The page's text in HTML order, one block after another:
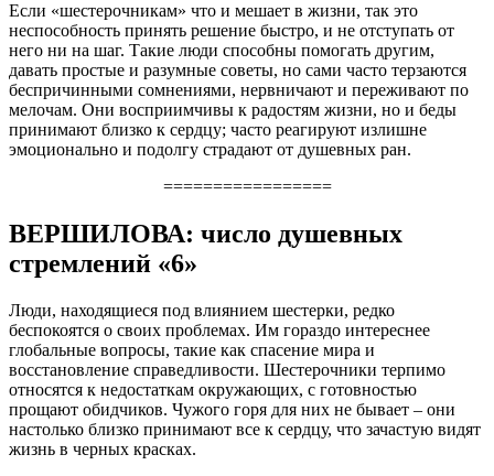
Если «шестерочникам» что и мешает в жизни, так это
неспособность принять решение быстро, и не отступать от
него ни на шаг. Такие люди способны помогать другим,
давать простые и разумные советы, но сами часто терзаются
беспричинными сомнениями, нервничают и переживают по
мелочам. Они восприимчивы к радостям жизни, но и беды
принимают близко к сердцу; часто реагируют излишне
эмоционально и подолгу страдают от душевных ран.
=================
ВЕРШИЛОВА: число душевных
стремлений «6»
Люди, находящиеся под влиянием шестерки, редко
беспокоятся о своих проблемах. Им гораздо интереснее
глобальные вопросы, такие как спасение мира и
восстановление справедливости. Шестерочники терпимо
относятся к недостаткам окружающих, с готовностью
прощают обидчиков. Чужого горя для них не бывает – они
настолько близко принимают все к сердцу, что зачастую видят
жизнь в черных красках.